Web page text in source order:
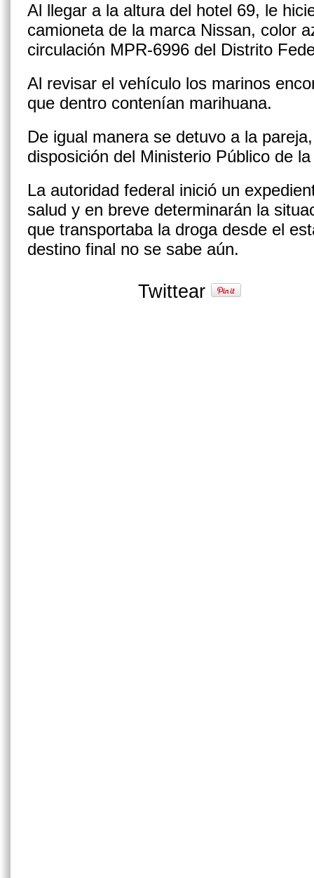
Al llegar a la altura del hotel 69, le
camioneta de la marca Nissan, color
circulación MPR-6996 del Distrito
Al revisar el vehículo los marinos
que dentro contenían marihuana.
De igual manera se detuvo a la
disposición del Ministerio Público de
La autoridad federal inició un
salud y en breve determinarán la
que transportaba la droga desde el
destino final no se sabe aún.
Twittear